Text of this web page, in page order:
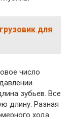
для
число
зубьев. Все
длину. Разная
хода